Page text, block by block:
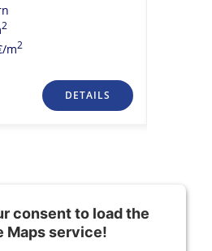
2
m2
DETAILS
consent to load the
Maps service!